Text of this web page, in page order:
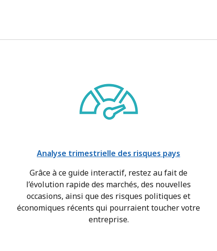
Analyse trimestrielle des risques pays
Grâce à ce guide interactif, restez au fait de
l’évolution rapide des marchés, des nouvelles
occasions, ainsi que des risques politiques et
économiques récents qui pourraient toucher votre
entreprise.